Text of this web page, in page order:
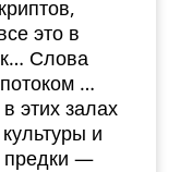
это в
Слова
…
этих залах
и
предки —